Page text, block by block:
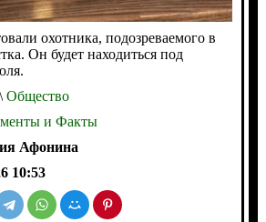
охотника, подозреваемого в
Он будет находиться под
Общество
и Факты
Афонина
10:53